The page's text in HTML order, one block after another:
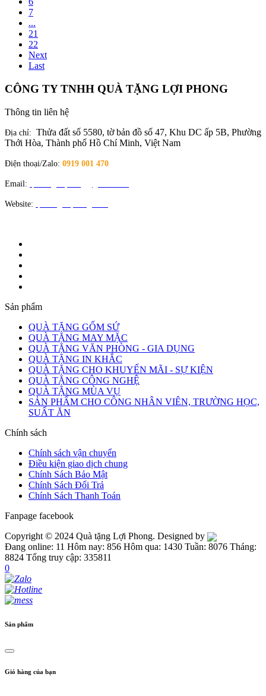
7
...
21
22
Next
Last
CÔNG TY TNHH QUÀ TẶNG LỢI PHONG
Thông tin liên hệ
Địa chỉ: Thửa đất số 5580, tờ bản đồ số 47, Khu DC ấp 5B, Phường
Thới Hòa, Thành phố Hồ Chí Minh, Việt Nam
Điện thoại/Zalo: 0919 001 470
Email:
Website:
Sản phẩm
QUÀ TẶNG GỐM SỨ
QUÀ TẶNG MAY MẶC
QUÀ TẶNG VĂN PHÒNG - GIA DỤNG
QUÀ TẶNG IN KHẮC
QUÀ TẶNG CHO KHUYẾN MÃI - SỰ KIỆN
QUÀ TẶNG CÔNG NGHỆ
QUÀ TẶNG MÙA VỤ
SẢN PHẨM CHO CÔNG NHÂN VIÊN, TRƯỜNG HỌC,
SUẤT ĂN
Chính sách
Chính sách vận chuyển
Điều kiện giao dịch chung
Chính Sách Bảo Mật
Chính Sách Đổi Trả
Chính Sách Thanh Toán
Fanpage facebook
Copyright © 2024 Quà tặng Lợi Phong. Designed by
Đang online: 11 Hôm nay: 856 Hôm qua: 1430 Tuần: 8076 Tháng:
8824 Tổng truy cập: 335811
0
Sản phẩm
Giỏ hàng của bạn